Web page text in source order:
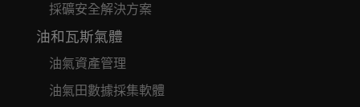
採礦安全解決方案
油和瓦斯氣體
油氣資產管理
油氣田數據採集軟體